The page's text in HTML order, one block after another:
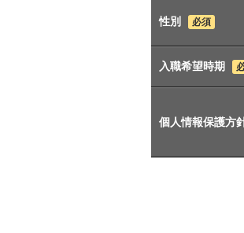
性別 必須
入職希望時期
個人情報保護方